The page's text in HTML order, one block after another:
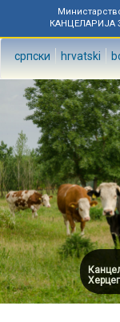
КАНЦЕЛАРИЈА
српски hrvatski